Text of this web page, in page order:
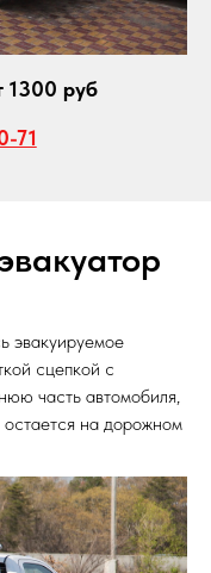
1300 руб
71
эвакуируемое
сцепкой с
часть автомобиля,
на дорожном